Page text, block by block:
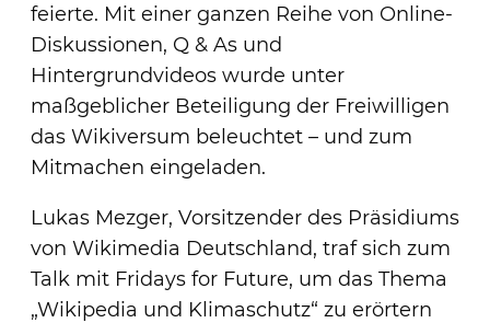
feierte. Mit einer ganzen Reihe von Online-
Diskussionen, Q & As und
Hintergrundvideos wurde unter
maßgeblicher Beteiligung der Freiwilligen
das Wikiversum beleuchtet – und zum
Mitmachen eingeladen.
Lukas Mezger, Vorsitzender des Präsidiums
von Wikimedia Deutschland, traf sich zum
Talk mit Fridays for Future, um das Thema
„Wikipedia und Klimaschutz“ zu erörtern